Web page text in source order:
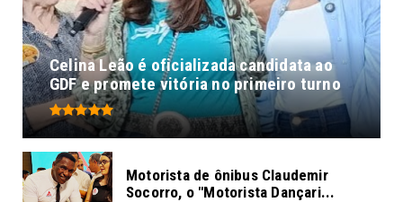
Celina Leão é oficializada candidata ao
GDF e promete vitória no primeiro turno
Motorista de ônibus Claudemir
Socorro, o "Motorista Dançari...